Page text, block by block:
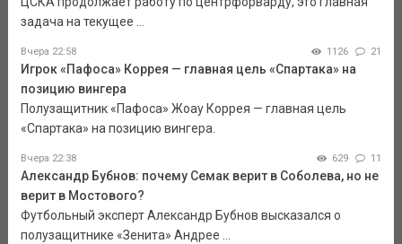
задача на текущее ...
Вчера 22:58 1126 21
Игрок «Пафоса» Коррея — главная цель «Спартака» на
позицию вингера
Полузащитник «Пафоса» Жоау Коррея — главная цель
«Спартака» на позицию вингера.
Вчера 22:38 629 11
Александр Бубнов: почему Семак верит в Соболева, но не
верит в Мостового?
Футбольный эксперт Александр Бубнов высказался о
полузащитнике «Зенита» Андрее ...